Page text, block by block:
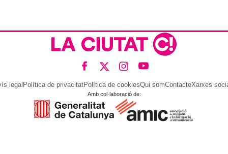
legal Política de privacitatPolítica de cookiesQui somContacteXarxes
Amb col·laboració de: